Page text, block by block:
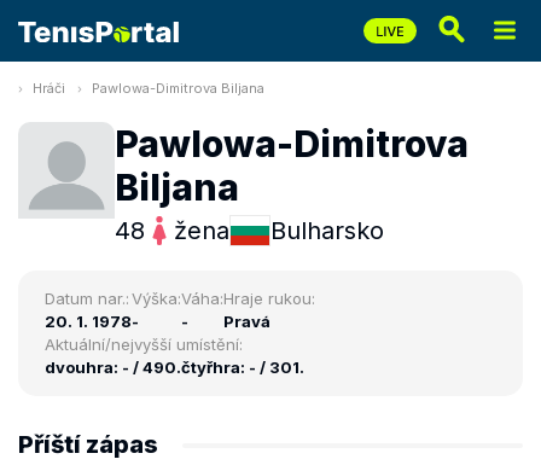
Hráči Pawlowa-Dimitrova Biljana
Pawlowa-Dimitrova
Biljana
48 žena Bulharsko
Datum nar.:
20. 1. 1978
Výška:
-
Váha:
-
Hraje rukou:
Pravá
Aktuální/nejvyšší umístění:
dvouhra: - / 490.čtyřhra: - / 301.
Příští zápas